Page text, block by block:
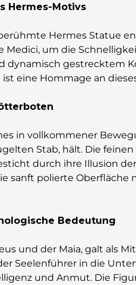
Hermes-Motivs
Hermes Statue
Medici, um die
dynamisch gestrecktem
eine Hommage an
in vollkommener
Stab, hält. Die
durch ihre Illusion
sanft polierte Oberfläche
Bedeutung
und der Maia, galt als
Seelenführer in die
und Anmut. Die